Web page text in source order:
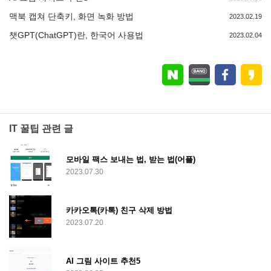
맥북 캡쳐 단축키, 화면 녹화 방법 2023.02.19
챗GPT(ChatGPT)란, 한국어 사용법 2023.02.04
IT 꿀팁 관련 글
모바일 팩스 보내는 법, 받는 법(어플)
2023.07.30
카카오톡(카톡) 친구 삭제 방법
2023.07.20
AI 그림 사이트 추천5